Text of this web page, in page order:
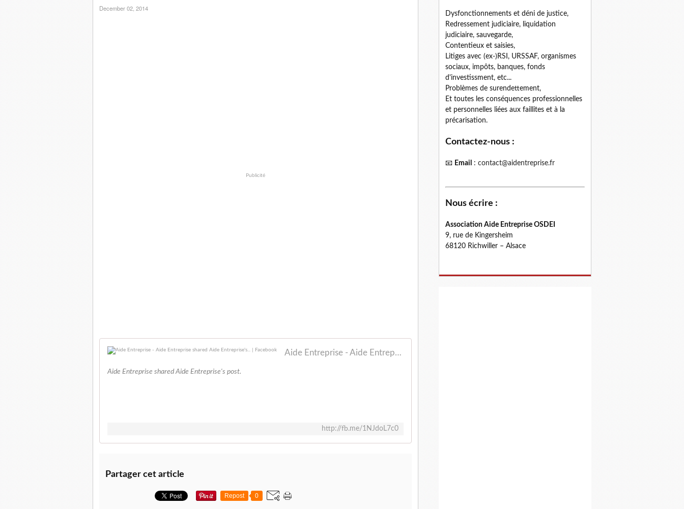
December 02, 2014
Publicité
Aide Entreprise - Aide Entreprise shared Aide Entreprise's... | Facebook
Aide Entreprise shared Aide Entreprise's post.
http://fb.me/1NJdoL7c0
Partager cet article
Repost 0
Dysfonctionnements et déni de justice,
Redressement judiciaire, liquidation
judiciaire, sauvegarde,
Contentieux et saisies,
Litiges avec (ex-)RSI, URSSAF, organismes
sociaux, impôts, banques, fonds
d'investissment, etc...
Problèmes de surendettement,
Et toutes les conséquences professionnelles
et personnelles liées aux faillites et à la
précarisation.
Contactez-nous :
📧 Email : contact@aidentreprise.fr
Nous écrire :
Association Aide Entreprise OSDEI
9, rue de Kingersheim
68120 Richwiller – Alsace